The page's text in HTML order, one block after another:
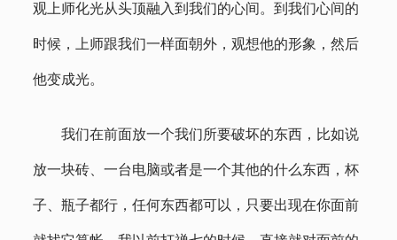
观上师化光从头顶融入到我们的心间。到我们心间的
时候，上师跟我们一样面朝外，观想他的形象，然后
他变成光。
我们在前面放一个我们所要破坏的东西，比如说
放一块砖、一台电脑或者是一个其他的什么东西，杯
子、瓶子都行，任何东西都可以，只要出现在你面前